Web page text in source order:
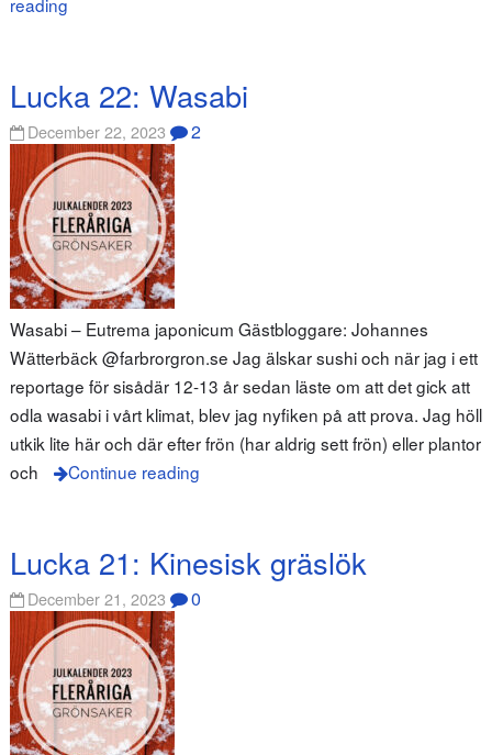
Lucka 22: Wasabi
December 22, 2023 2
Wasabi – Eutrema japonicum Gästbloggare: Johannes
Wätterbäck @farbrorgron.se Jag älskar sushi och när jag i ett
reportage för sisådär 12-13 år sedan läste om att det gick att
odla wasabi i vårt klimat, blev jag nyfiken på att prova. Jag höll
utkik lite här och där efter frön (har aldrig sett frön) eller plantor
och
Continue reading
Lucka 21: Kinesisk gräslök
December 21, 2023 0